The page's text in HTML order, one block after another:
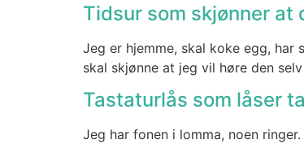
Tidsur som skjønner at
Jeg er hjem­me, skal koke egg,
skal skjøn­ne at jeg vil høre den
Tastaturlås som låser
Jeg har fonen i lom­ma, noen